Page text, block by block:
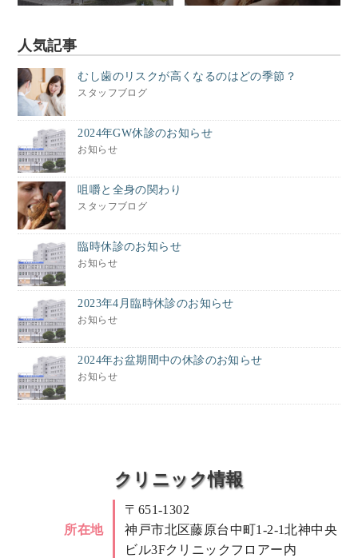
人気記事
むし歯のリスクが高くなるのはどの季節？
スタッフブログ
2024年GW休診のお知らせ
お知らせ
咀嚼と全身の関わり
スタッフブログ
臨時休診のお知らせ
お知らせ
2023年4月臨時休診のお知らせ
お知らせ
2024年お盆期間中の休診のお知らせ
お知らせ
クリニック情報
所在地
〒651-1302
神戸市北区藤原台中町1-2-1北神中央
ビル3Fクリニックフロアー内